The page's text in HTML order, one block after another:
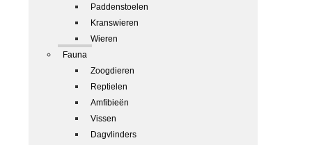
Paddenstoelen
Kranswieren
Wieren
Fauna
Zoogdieren
Reptielen
Amfibieën
Vissen
Dagvlinders